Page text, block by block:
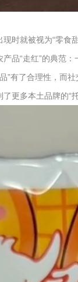
时就被视为“零食
品“走红”的典范
”有了合理性，而
更多本土品牌的